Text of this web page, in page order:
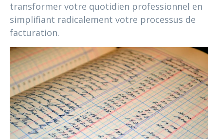
transformer votre quotidien professionnel en
simplifiant radicalement votre processus de
facturation.